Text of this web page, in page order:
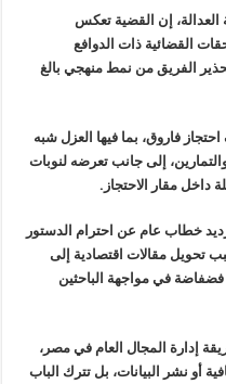
العدالة، إن القضية تعكس
القضائية ذات الدوافع
الفريق من نمط منهجي بالغ
فاروق، بما فيها العزل شبه
إلى جانب تعرضه لنوبات
داخل مقار الاحتجاز.
خطاب عام عن احترام الدستور
تحويل مقالات اقتصادية إلى
فضفاضة في مواجهة الباحثين
إدارة المجال العام في مصر،
أو نشر البيانات، بل تترك الباب